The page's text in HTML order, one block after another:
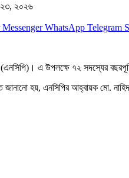
২৩, ২০২৬
Messenger WhatsApp Telegram
(এনসিপি)। এ উপলক্ষে ৭২ সদস্যের
জানানো হয়, এনসিপির আহ্বায়ক মো.